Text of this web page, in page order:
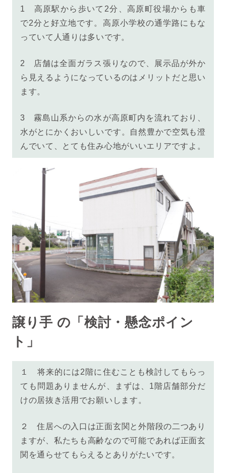
1 高原駅から歩いて2分、高原町役場からも車
で2分と好立地です。高原小学校の通学路にもな
っていて人通りは多いです。
2 店舗は全面ガラス張りなので、展示品が外か
ら見えるようになっているのはメリットだと思い
ます。
3 霧島山系からの水が高原町内を流れており、
水がとにかくおいしいです。自然豊かで空気も澄
んでいて、とても住み心地がいいエリアですよ。
譲り手 の「検討・懸念ポイン
ト」
１将来的には2階に住むことも検討してもらっ
ても問題ありませんが、まずは、 1階店舗部分だ
けの居抜き活用でお願いします。
２ 住居への入口は正面玄関と外階段の二つあり
ますが、私たちも高齢なので可能であれば正面玄
関を通らせてもらえるとありがたいです。